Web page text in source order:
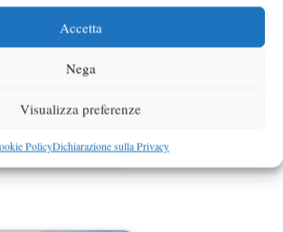
Accetta
Nega
Visualizza preferenze
PolicyDichiarazione sulla Privacy
romantica?